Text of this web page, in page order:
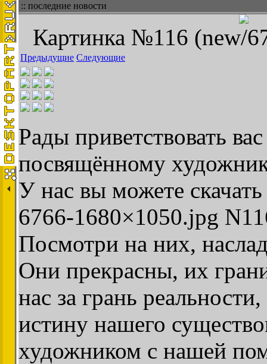
:: последние новости
Картинка №116 (new/
Предыдущие Следующие
Рады приветствовать
посвящённому
У нас вы можете
6766-1680×1050.jpg
Посмотри на них,
Они прекрасны, их
нас за грань
истину нашего
художником с нашей